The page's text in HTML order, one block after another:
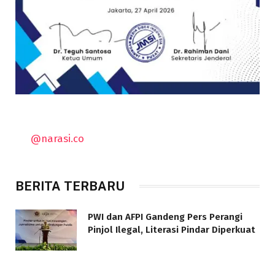
@narasi.co
BERITA TERBARU
PWI dan AFPI Gandeng Pers Perangi
Pinjol Ilegal, Literasi Pindar Diperkuat